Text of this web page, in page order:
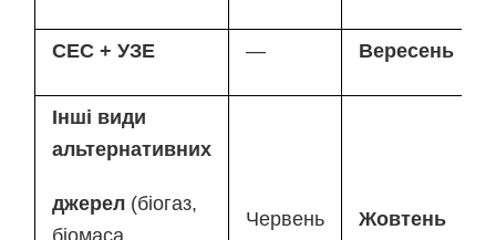
СЕС + УЗЕ — Вересень
Інші види
альтернативних
джерел (біогаз,
біомаса,
Червень Жовтень